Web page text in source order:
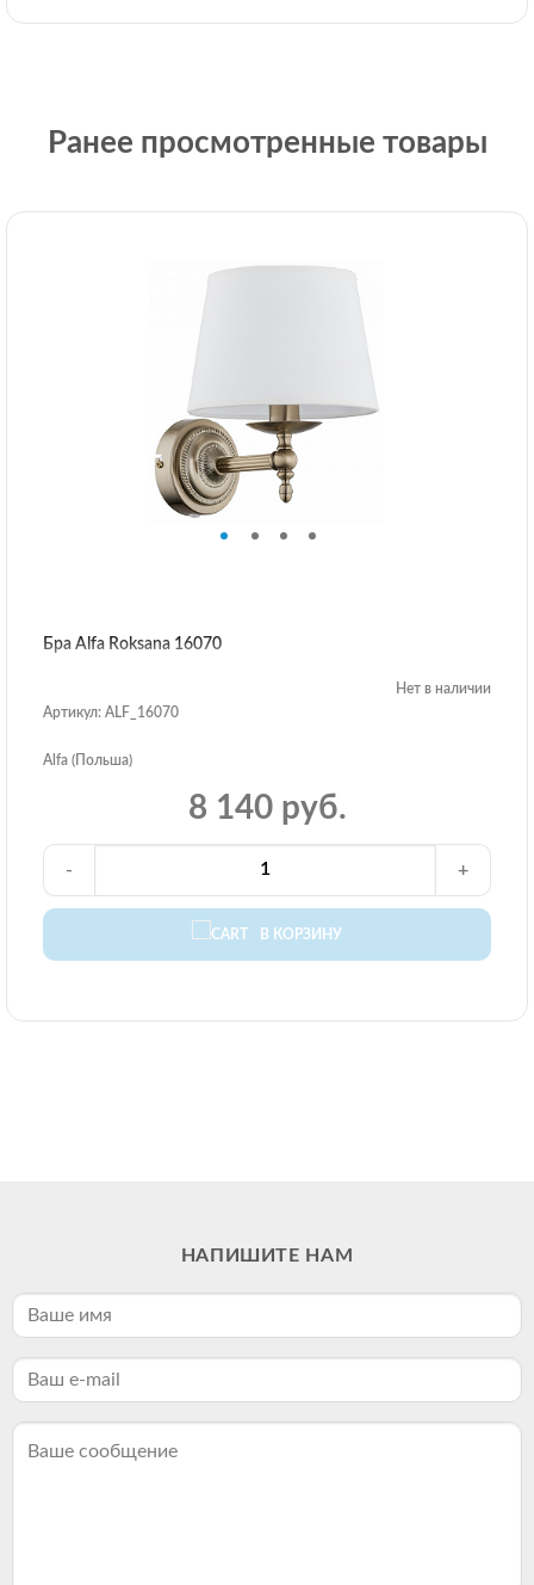
Ранее просмотренные товары
Бра Alfa Roksana 16070
Нет в наличии
Артикул: ALF_16070
Alfa (Польша)
8 140 руб.
В КОРЗИНУ
- +
НАПИШИТЕ НАМ